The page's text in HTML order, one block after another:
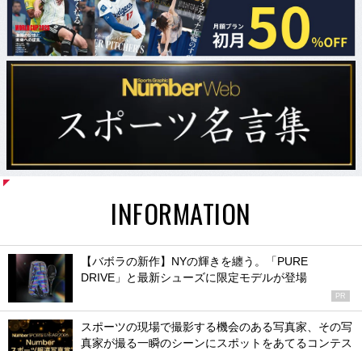
INFORMATION
【バボラの新作】NYの輝きを纏う。「PURE
DRIVE」と最新シューズに限定モデルが登場
PR
スポーツの現場で撮影する機会のある写真家、その写
真家が撮る一瞬のシーンにスポットをあてるコンテス